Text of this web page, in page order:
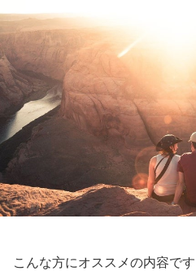
こんな方にオススメの内容です